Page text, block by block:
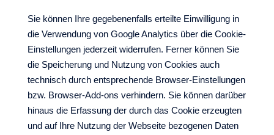
Sie können Ihre gegebenenfalls erteilte Einwilligung in
die Verwendung von Google Analytics über die Cookie-
Einstellungen jederzeit widerrufen. Ferner können Sie
die Speicherung und Nutzung von Cookies auch
technisch durch entsprechende Browser-Einstellungen
bzw. Browser-Add-ons verhindern. Sie können darüber
hinaus die Erfassung der durch das Cookie erzeugten
und auf Ihre Nutzung der Webseite bezogenen Daten